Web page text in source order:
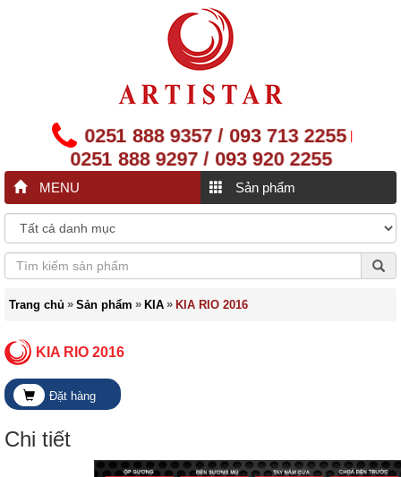
0251 888 9357 / 093 713 2255 |
0251 888 9297 / 093 920 2255
MENU Sản phẩm
Trang chủ » Sản phẩm » KIA » KIA RIO 2016
KIA RIO 2016
Đặt hàng
Chi tiết